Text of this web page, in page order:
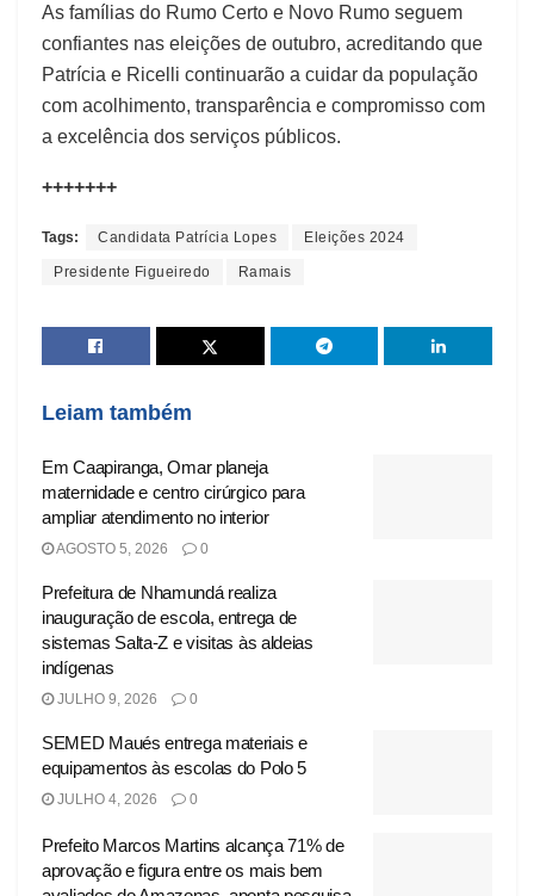
As famílias do Rumo Certo e Novo Rumo seguem
confiantes nas eleições de outubro, acreditando que
Patrícia e Ricelli continuarão a cuidar da população
com acolhimento, transparência e compromisso com
a excelência dos serviços públicos.
+++++++
Tags: Candidata Patrícia Lopes Eleições 2024
Presidente Figueiredo Ramais
Leiam também
Em Caapiranga, Omar planeja
maternidade e centro cirúrgico para
ampliar atendimento no interior
AGOSTO 5, 2026 0
Prefeitura de Nhamundá realiza
inauguração de escola, entrega de
sistemas Salta-Z e visitas às aldeias
indígenas
JULHO 9, 2026 0
SEMED Maués entrega materiais e
equipamentos às escolas do Polo 5
JULHO 4, 2026 0
Prefeito Marcos Martins alcança 71% de
aprovação e figura entre os mais bem